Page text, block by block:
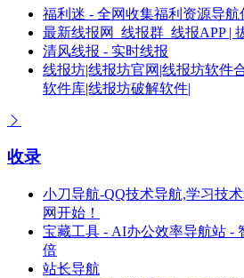
福利迷 - 全网收集福利资源导航
最新线报网_线报群_线报APP |
清风线报 - 实时线报
线报坊|线报坊官网|线报坊软件
软件库|线报坊破解软件|
收录
小刀导航-QQ技术导航,学习技
网开始！
宝藏工具 - AI办公效率导航站 -
倍
站长导航